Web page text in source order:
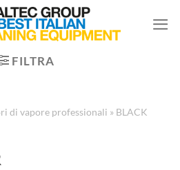
FILTRA
di vapore professionali » BLACK